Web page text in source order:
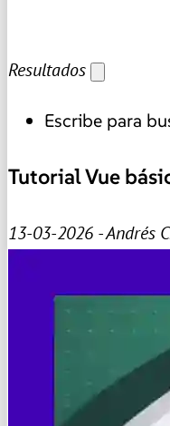
Resultados
Escribe para
Tutorial Vue
13-03-2026 - Andrés